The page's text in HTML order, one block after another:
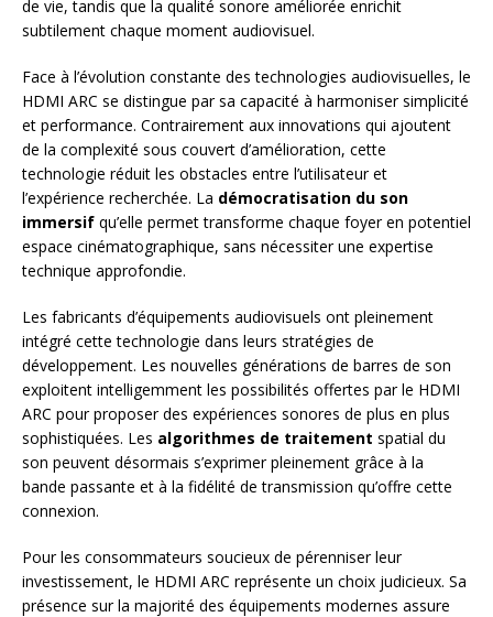
de vie, tandis que la qualité sonore améliorée enrichit
subtilement chaque moment audiovisuel.
Face à l’évolution constante des technologies audiovisuelles, le
HDMI ARC se distingue par sa capacité à harmoniser simplicité
et performance. Contrairement aux innovations qui ajoutent
de la complexité sous couvert d’amélioration, cette
technologie réduit les obstacles entre l’utilisateur et
l’expérience recherchée. La démocratisation du son
immersif qu’elle permet transforme chaque foyer en potentiel
espace cinématographique, sans nécessiter une expertise
technique approfondie.
Les fabricants d’équipements audiovisuels ont pleinement
intégré cette technologie dans leurs stratégies de
développement. Les nouvelles générations de barres de son
exploitent intelligemment les possibilités offertes par le HDMI
ARC pour proposer des expériences sonores de plus en plus
sophistiquées. Les algorithmes de traitement spatial du
son peuvent désormais s’exprimer pleinement grâce à la
bande passante et à la fidélité de transmission qu’offre cette
connexion.
Pour les consommateurs soucieux de pérenniser leur
investissement, le HDMI ARC représente un choix judicieux. Sa
présence sur la majorité des équipements modernes assure